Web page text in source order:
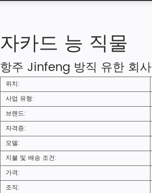
자카드 능 직물
항주 Jinfeng 방직 유한 회사
위치:
사업 유형:
브랜드:
자격증:
모델:
지불 및 배송 조건:
가격:
조직: